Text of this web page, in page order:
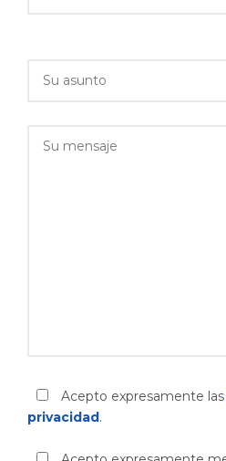
Acepto expresamente las
privacidad.